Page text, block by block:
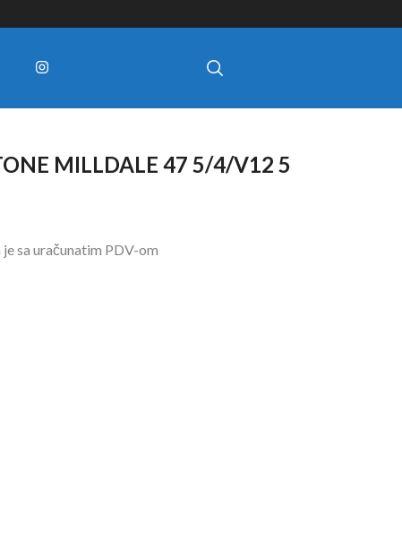
MILLDALE 47 5/4/V12 5
sa uračunatim PDV-om